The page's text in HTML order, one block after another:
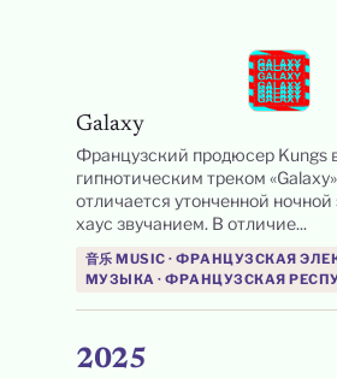
Galaxy
Французский продюсер Kungs
гипнотическим треком
отличается утонченной
хаус звучанием. В отличие...
音乐 MUSIC · ФРАНЦУЗСКАЯ
МУЗЫКА · ФРАНЦУЗСКАЯ
2025